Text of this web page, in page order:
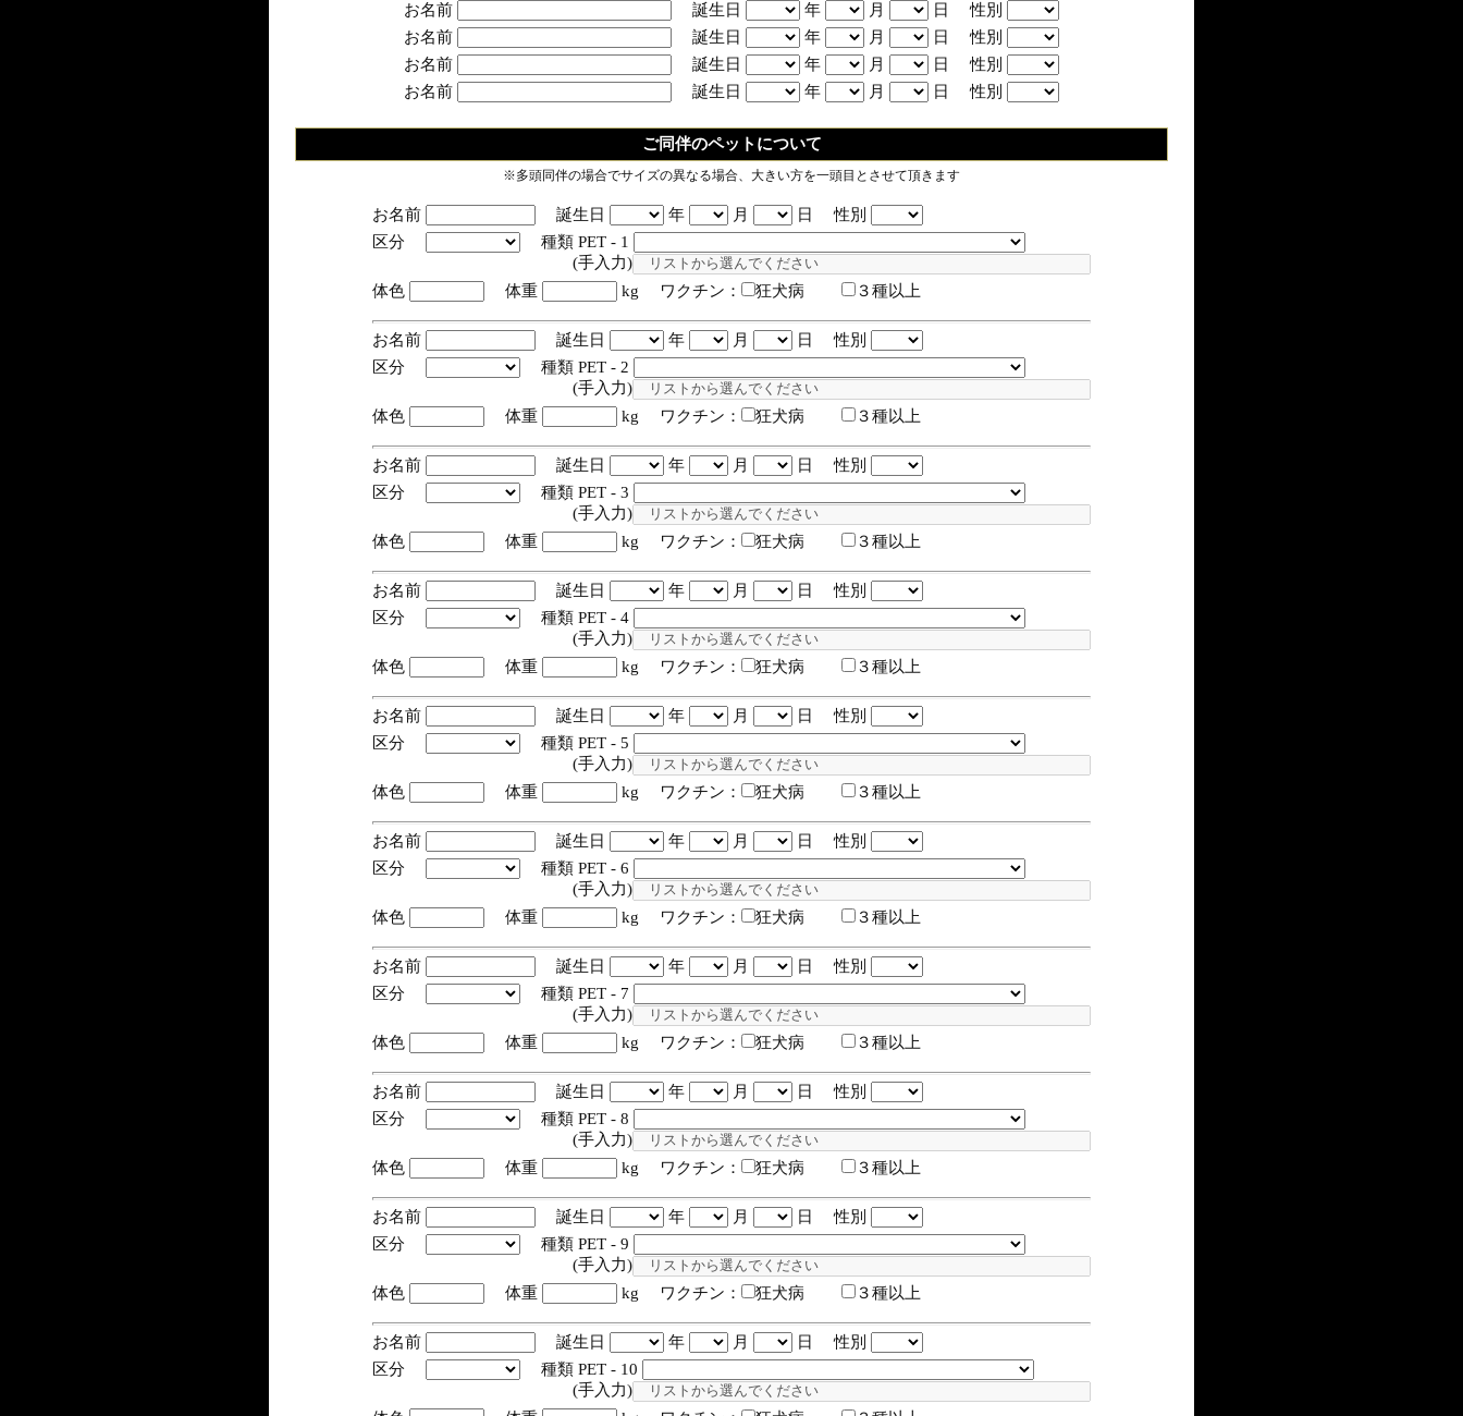
お名前
誕生日 年 月
日 性別
お名前
誕生日 年 月
日 性別
お名前
誕生日 年 月
日 性別
お名前
誕生日 年 月 日 性別
ご同伴のペットについて
※多頭同伴の場合でサイズの異なる場合、大きい方を一頭目とさせて頂きます
お名前 誕生日 年 月
日 性別
区分
種類 PET - 1
(手入力)
体色
体重 kg ワクチン： 狂犬病 ３種以上
お名前 誕生日 年 月
日 性別
区分
種類 PET - 2
(手入力)
体色
体重 kg ワクチン： 狂犬病 ３種以上
お名前 誕生日 年 月
日 性別
区分
種類 PET - 3
(手入力)
体色
体重 kg ワクチン： 狂犬病 ３種以上
お名前 誕生日 年 月
日 性別
区分
種類 PET - 4
(手入力)
体色
体重 kg ワクチン： 狂犬病 ３種以上
お名前 誕生日 年 月
日 性別
区分
種類 PET - 5
(手入力)
体色
体重 kg ワクチン： 狂犬病 ３種以上
お名前 誕生日 年 月
日 性別
区分
種類 PET - 6
(手入力)
体色
体重 kg ワクチン： 狂犬病 ３種以上
お名前 誕生日 年 月
日 性別
区分
種類 PET - 7
(手入力)
体色
体重 kg ワクチン： 狂犬病 ３種以上
お名前 誕生日 年 月
日 性別
区分
種類 PET - 8
(手入力)
体色
体重 kg ワクチン： 狂犬病 ３種以上
お名前 誕生日 年 月
日 性別
区分
種類 PET - 9
(手入力)
体色
体重 kg ワクチン： 狂犬病 ３種以上
お名前 誕生日 年 月
日 性別
区分
種類 PET - 10
(手入力)